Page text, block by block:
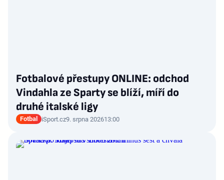
Fotbalové přestupy ONLINE: odchod
Vindahla ze Sparty se blíží, míří do
druhé italské ligy
Fotbal iSport.cz9. srpna 202613:00